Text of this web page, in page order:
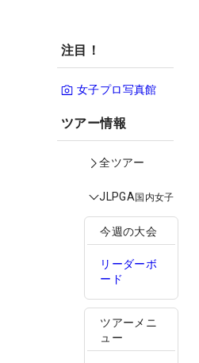
注目！
女子プロ写真館
ツアー情報
全ツアー
JLPGA国内女子
今週の大会
リーダーボ
ード
ツアーメニ
ュー